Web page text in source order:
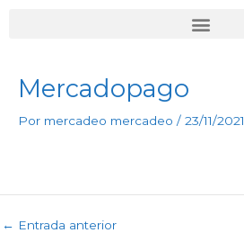
Mercadopago
Por mercadeo mercadeo / 23/11/2021
← Entrada anterior